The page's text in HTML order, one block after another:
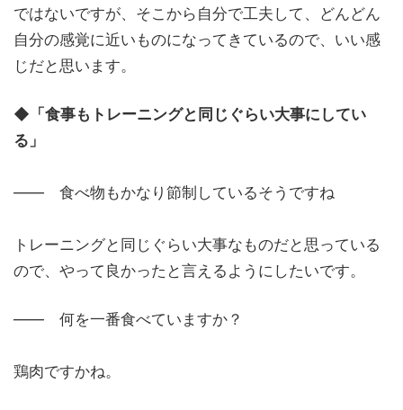
ではないですが、そこから自分で工夫して、どんどん
自分の感覚に近いものになってきているので、いい感
じだと思います。
◆「食事もトレーニングと同じぐらい大事にしてい
る」
―― 食べ物もかなり節制しているそうですね
トレーニングと同じぐらい大事なものだと思っている
ので、やって良かったと言えるようにしたいです。
―― 何を一番食べていますか？
鶏肉ですかね。